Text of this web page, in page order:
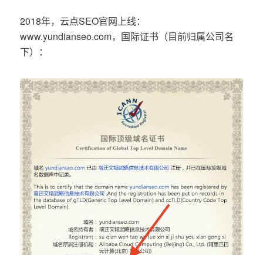
2018年，云点SEO官网上线：
www.yundianseo.com，国际证书（目前归属公司名
下）：